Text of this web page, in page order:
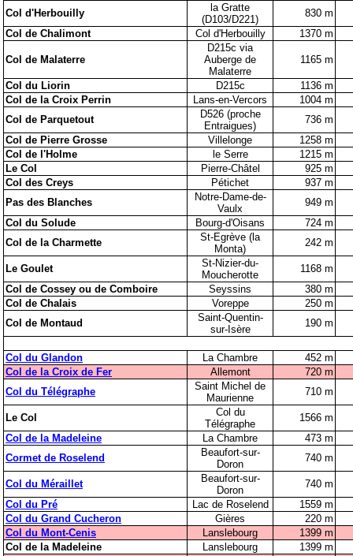
Col d'Herbouilly
la Gratte
(D103/D221)
830 m
Col de Chalimont
Col d'Herbouilly 1370 m
Col de Malaterre
D215c via
Auberge de
Malaterre
1165 m
Col du Liorin D215c
1136 m
Col de la Croix Perrin
Lans-en-Vercors
1004 m
Col de Parquetout
D526 (proche
Entraigues)
736 m
Col de Pierre Grosse
Villelonge
1258 m
Col de l'Holme
le Serre
1215 m
Le Col
Pierre-Châtel
925 m
Col des Creys
Pétichet
937 m
Pas des Blanches
Notre-Dame-de-
Vaulx
949 m
Col du Solude
Bourg-d'Oisans
724 m
Col de la Charmette
St-Egrève (la
Monta)
242 m
Le Goulet
St-Nizier-du-
Moucherotte
1168 m
Col de Cossey ou de Comboire
Seyssins
380 m
Col de Chalais
Voreppe
250 m
Col de Montaud
Saint-Quentin-
sur-Isère
190 m
Col du Glandon La Chambre
452 m
Col de la Croix de Fer
Allemont
720 m
Col du Télégraphe
Saint Michel de
Maurienne
710 m
Le Col
Col du
Télégraphe
1566 m
Col de la Madeleine
La Chambre
473 m
Cormet de Roselend
Beaufort-sur-
Doron
740 m
Col du Méraillet
Beaufort-sur-
Doron
740 m
Col du Pré
Lac de Roselend
1559 m
Col du Grand Cucheron
Gières
220 m
Col du Mont-Cenis
Lanslebourg
1399 m
Col de la Madeleine
Lanslebourg
1399 m